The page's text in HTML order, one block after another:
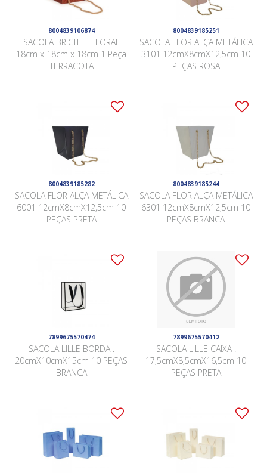
8004839106874
SACOLA BRIGITTE FLORAL
18cm x 18cm x 18cm 1 Peça
TERRACOTA
8004839185251
SACOLA FLOR ALÇA METÁLICA
3101 12cmX8cmX12,5cm 10
PEÇAS ROSA
8004839185282
SACOLA FLOR ALÇA METÁLICA
6001 12cmX8cmX12,5cm 10
PEÇAS PRETA
8004839185244
SACOLA FLOR ALÇA METÁLICA
6301 12cmX8cmX12,5cm 10
PEÇAS BRANCA
7899675570474
SACOLA LILLE BORDA .
20cmX10cmX15cm 10 PEÇAS
BRANCA
7899675570412
SACOLA LILLE CAIXA .
17,5cmX8,5cmX16,5cm 10
PEÇAS PRETA